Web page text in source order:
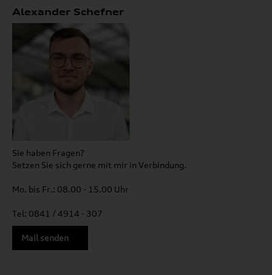
Alexander Schefner
Sie haben Fragen?
Setzen Sie sich gerne mit mir in Verbindung.
Mo. bis Fr.: 08.00 - 15.00 Uhr
Tel: 0841 / 4914 - 307
Mail senden